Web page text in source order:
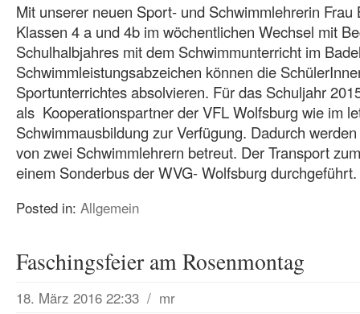
Mit unserer neuen Sport- und Schwimmlehrerin
Klassen 4 a und 4b im wöchentlichen Wechsel mit
Schulhalbjahres mit dem Schwimmunterricht im
Schwimmleistungsabzeichen können die
Sportunterrichtes absolvieren. Für das Schuljahr
als Kooperationspartner der VFL Wolfsburg wie im
Schwimmausbildung zur Verfügung. Dadurch
von zwei Schwimmlehrern betreut. Der Transport
einem Sonderbus der WVG- Wolfsburg durchgeführt.
Posted in: Allgemein
Faschingsfeier am Rosenmontag
18. März 2016 22:33 / mr